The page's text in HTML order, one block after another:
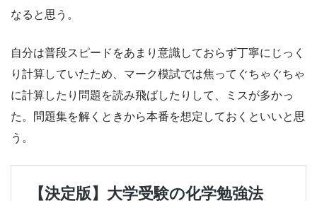
なると思う。
自分は普段スピードをあまり意識しておらず丁寧にじっく
り計算していたため、マーク模試では焦ってぐちゃぐちゃ
に計算したり問題を読み飛ばしたりして、ミスが多かっ
た。問題集を解くときから本番を想定しておくといいと思
う。